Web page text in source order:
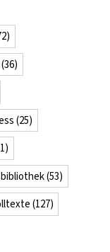
(25)
(53)
(127)